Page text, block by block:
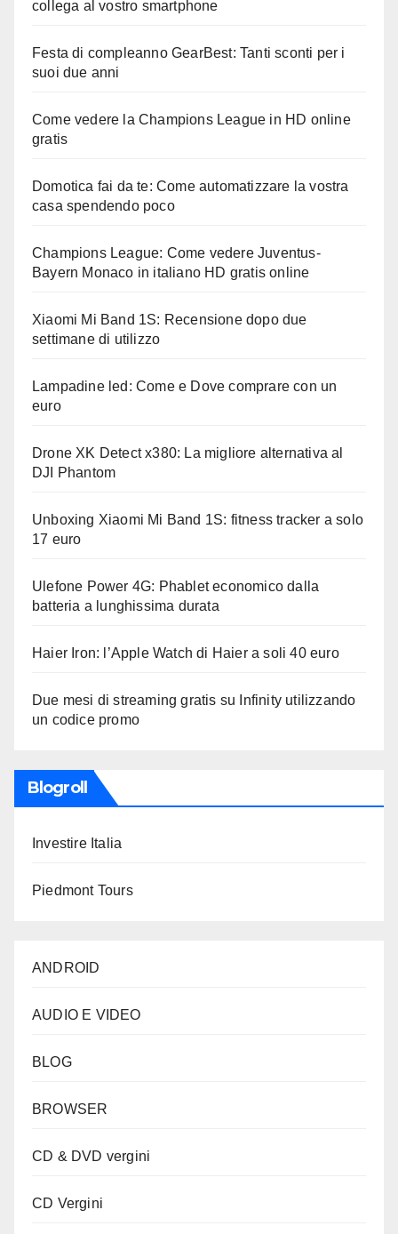
collega al vostro smartphone
Festa di compleanno GearBest: Tanti sconti per i
suoi due anni
Come vedere la Champions League in HD online
gratis
Domotica fai da te: Come automatizzare la vostra
casa spendendo poco
Champions League: Come vedere Juventus-
Bayern Monaco in italiano HD gratis online
Xiaomi Mi Band 1S: Recensione dopo due
settimane di utilizzo
Lampadine led: Come e Dove comprare con un
euro
Drone XK Detect x380: La migliore alternativa al
DJI Phantom
Unboxing Xiaomi Mi Band 1S: fitness tracker a solo
17 euro
Ulefone Power 4G: Phablet economico dalla
batteria a lunghissima durata
Haier Iron: l’Apple Watch di Haier a soli 40 euro
Due mesi di streaming gratis su Infinity utilizzando
un codice promo
Blogroll
Investire Italia
Piedmont Tours
ANDROID
AUDIO E VIDEO
BLOG
BROWSER
CD & DVD vergini
CD Vergini